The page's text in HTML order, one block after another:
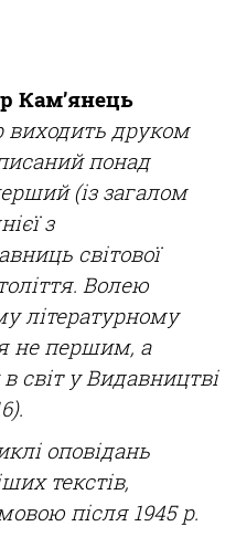
Кам’янець
виходить друком
понад
(із загалом
з
світової
Волею
літературному
не першим, а
в світуВидавництві
оповідань
текстів,
після1945 р.